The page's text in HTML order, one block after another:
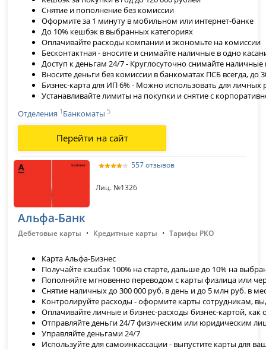
Снятие и пополнение без комиссии
Оформите за 1 минуту в мобильном или интернет-банке
До 10% кешбэк в выбранных категориях
Оплачивайте расходы компании и экономьте на комиссии
Бесконтактная - вносите и снимайте наличные в одно
Доступ к деньгам 24/7 - Круглосуточно снимайте
Вносите деньги без комиссии в банкоматах ПСБ всегда,
Бизнес-карта для ИП 6% - Можно использовать для личных
Устанавливайте лимиты на покупки и снятие с
Отделения 1 Банкоматы 5
Перейти на сайт
557 отзывов
Лиц. №1326
Альфа-Банк
Дебетовые карты · Кредитные карты ·Тарифы РКО
Карта Альфа-Бизнес
Получайте кэшбэк 100% на старте, дальше до 10% на
Пополняйте мгновенно переводом с карты физлица или
Снятие наличных до 300 000 руб. в день и до 5 млн руб. в
Контролируйте расходы - оформите карты сотрудникам,
Оплачивайте личные и бизнес-расходы бизнес-картой,
Отправляйте деньги 24/7 физическим или юридическим
Управляйте деньгами 24/7
Используйте для самоинкассации - выпустите карты для